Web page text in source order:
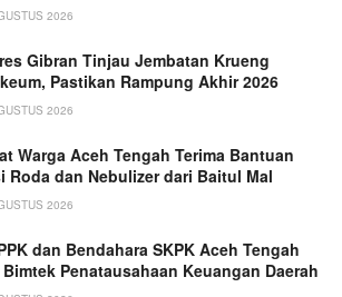
2026
Gibran Tinjau Jembatan Krueng
Pastikan Rampung Akhir 2026
2026
Warga Aceh Tengah Terima Bantuan
Roda dan Nebulizer dari Baitul Mal
2026
dan Bendahara SKPK Aceh Tengah
Penatausahaan Keuangan Daerah